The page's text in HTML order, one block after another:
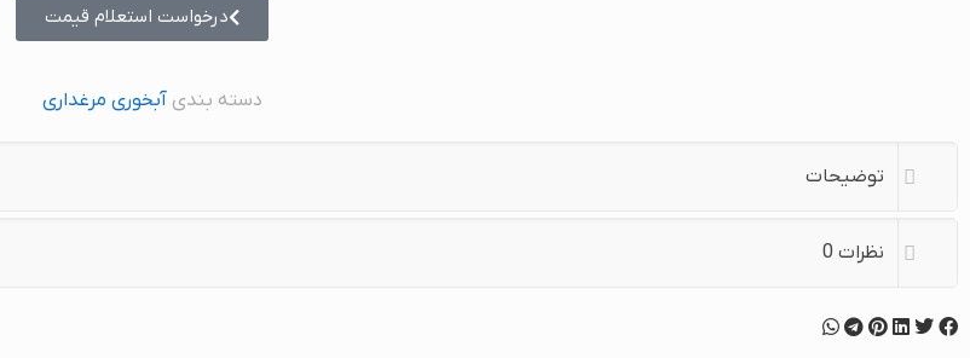
درخواست استعلام قیمت
دسته بندی آبخوری مرغداری
توضیحات
نظرات 0